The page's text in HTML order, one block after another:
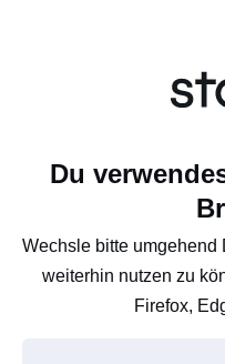
Du
Wechsle bitte umgehend
weiterhin nutzen zu
Firefox,